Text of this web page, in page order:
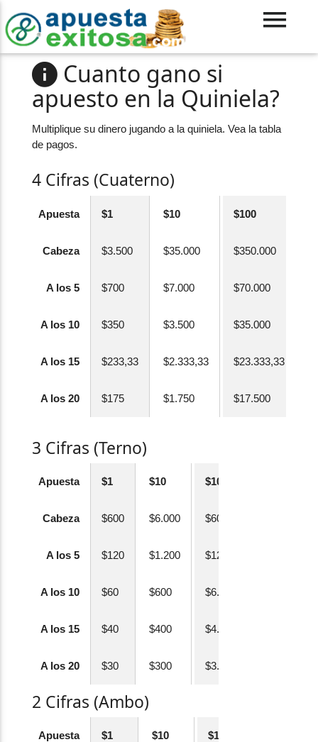
Cuanto gano si
apuesto en la Quiniela?
Multiplique su dinero jugando a la quiniela. Vea la tabla
de pagos.
4 Cifras (Cuaterno)
Apuesta
Cabeza
A los 5
A los 10
A los 15
A los 20
$1
$3.500
$700
$350
$233,33
$175
$10
$35.000
$7.000
$3.500
$2.333,33
$1.750
$100
$350.000
$70.000
$35.000
$23.333,33
$17.500
3 Cifras (Terno)
Apuesta
Cabeza
A los 5
A los 10
A los 15
A los 20
$1
$600
$120
$60
$40
$30
$10
$6.000
$1.200
$600
$400
$300
$100
$60.000
$12.000
$6.000
$4.000
$3.000
2 Cifras (Ambo)
Apuesta $1 $10 $100